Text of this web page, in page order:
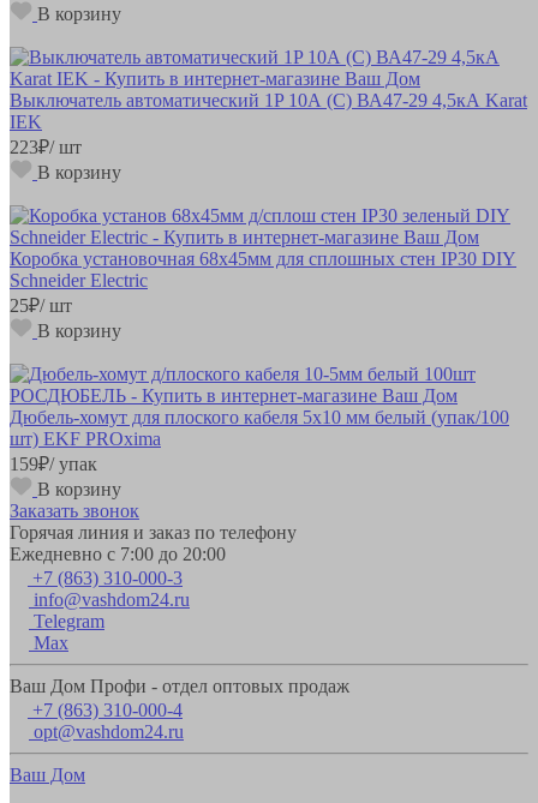
В корзину
Выключатель автоматический 1P 10А (С) ВА47-29 4,5кА Karat
IEK
223₽/ шт
В корзину
Коробка установочная 68х45мм для сплошных стен IP30 DIY
Schneider Electric
25₽/ шт
В корзину
Дюбель-хомут для плоского кабеля 5х10 мм белый (упак/100
шт) EKF PROxima
159₽/ упак
В корзину
Заказать звонок
Горячая линия и заказ по телефону
Ежедневно с 7:00 до 20:00
+7 (863) 310-000-3
info@vashdom24.ru
Telegram
Max
Ваш Дом Профи - отдел оптовых продаж
+7 (863) 310-000-4
opt@vashdom24.ru
Ваш Дом